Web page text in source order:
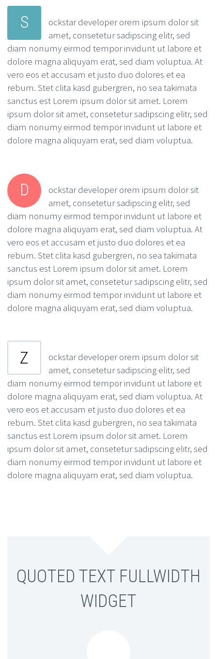
S
ockstar developer orem ipsum dolor sit
amet, consetetur sadipscing elitr, sed
diam nonumy eirmod tempor invidunt ut labore et
dolore magna aliquyam erat, sed diam voluptua. At
vero eos et accusam et justo duo dolores et ea
rebum. Stet clita kasd gubergren, no sea takimata
sanctus est Lorem ipsum dolor sit amet. Lorem
ipsum dolor sit amet, consetetur sadipscing elitr, sed
diam nonumy eirmod tempor invidunt ut labore et
dolore magna aliquyam erat, sed diam voluptua.
D
ockstar developer orem ipsum dolor sit
amet, consetetur sadipscing elitr, sed
diam nonumy eirmod tempor invidunt ut labore et
dolore magna aliquyam erat, sed diam voluptua. At
vero eos et accusam et justo duo dolores et ea
rebum. Stet clita kasd gubergren, no sea takimata
sanctus est Lorem ipsum dolor sit amet. Lorem
ipsum dolor sit amet, consetetur sadipscing elitr, sed
diam nonumy eirmod tempor invidunt ut labore et
dolore magna aliquyam erat, sed diam voluptua.
Z
ockstar developer orem ipsum dolor sit
amet, consetetur sadipscing elitr, sed
diam nonumy eirmod tempor invidunt ut labore et
dolore magna aliquyam erat, sed diam voluptua. At
vero eos et accusam et justo duo dolores et ea
rebum. Stet clita kasd gubergren, no sea takimata
sanctus est Lorem ipsum dolor sit amet. Lorem
ipsum dolor sit amet, consetetur sadipscing elitr, sed
diam nonumy eirmod tempor invidunt ut labore et
dolore magna aliquyam erat, sed diam voluptua.
QUOTED TEXT FULLWIDTH
WIDGET